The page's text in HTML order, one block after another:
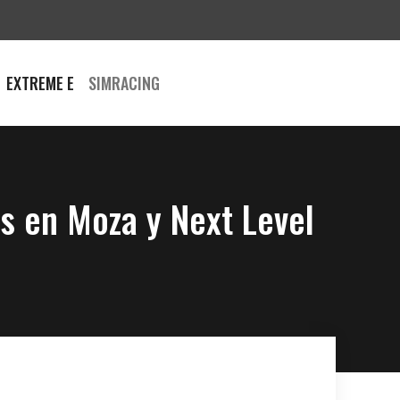
EXTREME E SIMRACING
Moza y Next Level